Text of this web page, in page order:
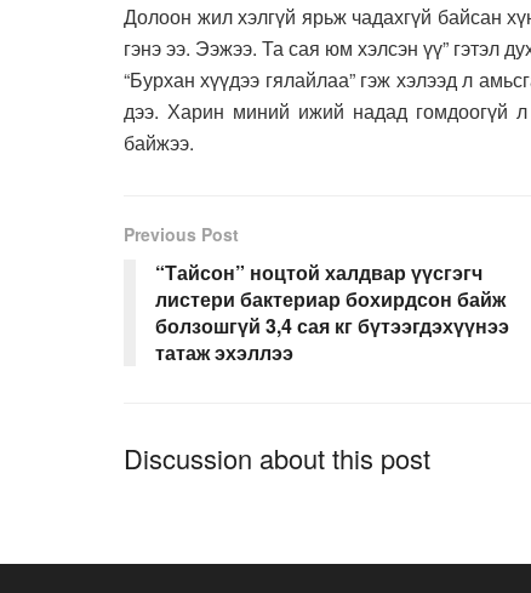
Долоон жил хэлгүй ярьж чадахгүй байсан
гэнэ ээ. Ээжээ. Та сая юм хэлсэн үү” гэтэл
“Бурхан хүүдээ гялайлаа” гэж хэлээд л
дээ. Харин миний ижий надад гомдоогүй
байжээ.
Previous Post
“Тайсон” ноцтой халдвар үүсгэгч
листери бактериар бохирдсон байж
болзошгүй 3,4 сая кг бүтээгдэхүүнээ
татаж эхэллээ
Discussion about this post